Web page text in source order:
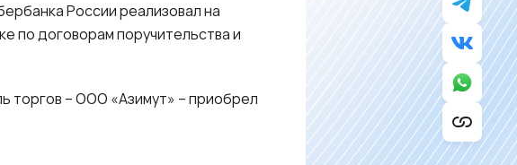
России реализовал на
по договорам поручительства и
торгов – ООО «Азимут» – приобрел